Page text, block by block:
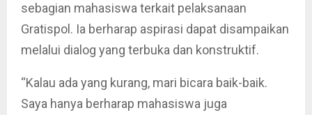
sebagian mahasiswa terkait pelaksanaan
Gratispol. Ia berharap aspirasi dapat disampaikan
melalui dialog yang terbuka dan konstruktif.
“Kalau ada yang kurang, mari bicara baik-baik.
Saya hanya berharap mahasiswa juga